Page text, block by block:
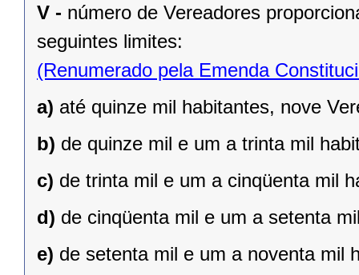
V - número de Vereadores
seguintes limites:
(Renumerado pela Emenda
a) até quinze mil habitantes, nove
b) de quinze mil e um a trinta mil
c) de trinta mil e um a cinqüenta mil
d) de cinqüenta mil e um a setenta
e) de setenta mil e um a noventa mil